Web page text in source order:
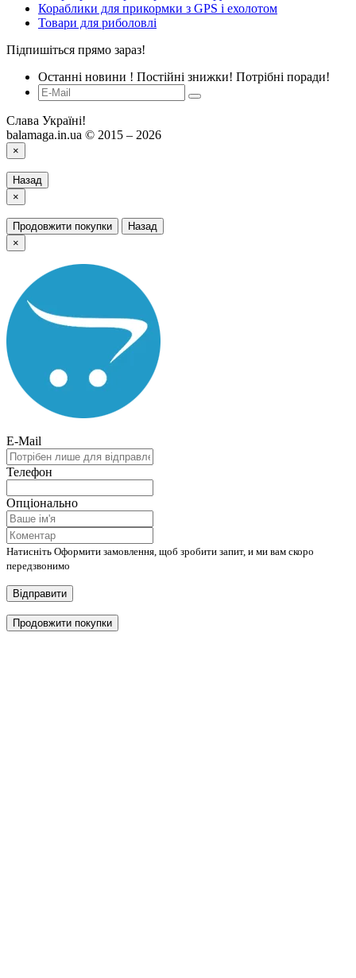
Кораблики для прикормки з GPS і ехолотом
Товари для риболовлі
Підпишіться прямо зараз!
Останні новини ! Постійні знижки! Потрібні поради!
Слава Україні!
balamaga.in.ua © 2015 – 2026
×
Назад
×
Продовжити покупки
Назад
×
E-Mail
Телефон
Опціонально
Натисніть Оформити замовлення, щоб зробити запит, и ми вам скоро
передзвонимо
Відправити
Продовжити покупки